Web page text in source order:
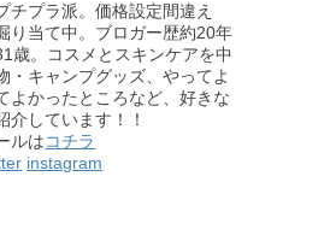
チプラ派。価格設定間違え
り当て中。ブロガー歴約20年
歳。コスメとスキンケアを中
・キャンプグッズ、やってよ
よかったところなど、好きな
介しています！！
ルはコチラ
instagram